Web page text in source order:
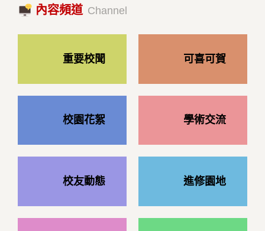
2023/10/18|推薦閱讀
內容頻道 Channel
重要校聞 可喜可賀
校園花絮 學術交流
校友動態 進修園地